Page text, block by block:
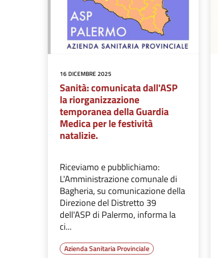
16 DICEMBRE 2025
Sanità: comunicata dall'ASP
la riorganizzazione
temporanea della Guardia
Medica per le festività
natalizie.
Riceviamo e pubblichiamo:
L'Amministrazione comunale di
Bagheria, su comunicazione della
Direzione del Distretto 39
dell'ASP di Palermo, informa la
ci...
Azienda Sanitaria Provinciale